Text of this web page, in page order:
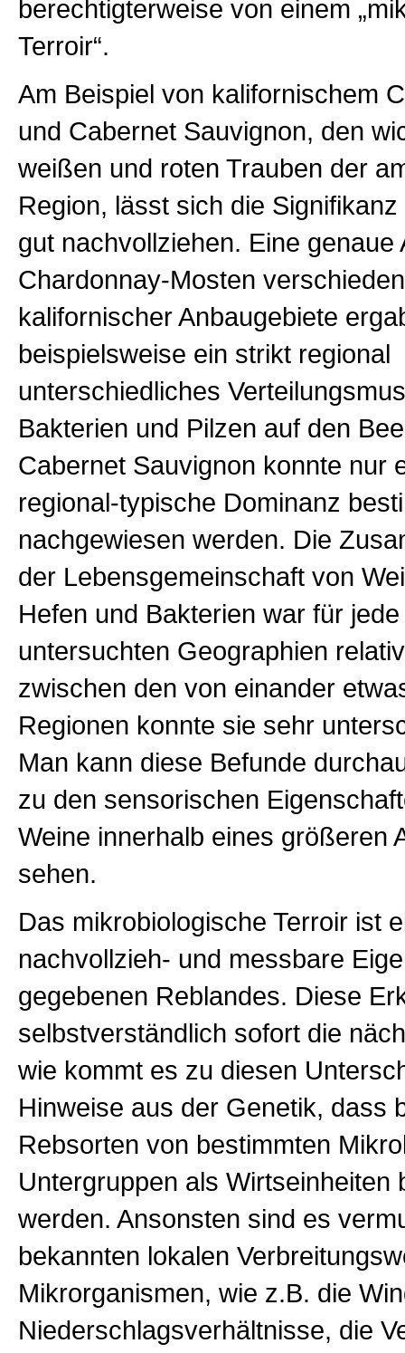
berechtigterweise von einem
Terroir“.
Am Beispiel von kalifornischem
und Cabernet Sauvignon, den
weißen und roten Trauben der
Region, lässt sich die
gut nachvollziehen. Eine genaue
Chardonnay-Mosten
kalifornischer Anbaugebiete
beispielsweise ein strikt regional
unterschiedliches
Bakterien und Pilzen auf den
Cabernet Sauvignon konnte nur
regional-typische Dominanz
nachgewiesen werden. Die
der Lebensgemeinschaft von
Hefen und Bakterien war für
untersuchten Geographien
zwischen den von einander
Regionen konnte sie sehr
Man kann diese Befunde
zu den sensorischen
Weine innerhalb eines größeren
sehen.
Das mikrobiologische Terroir ist
nachvollzieh- und messbare
gegebenen Reblandes. Diese
selbstverständlich sofort die
wie kommt es zu diesen
Hinweise aus der Genetik, dass
Rebsorten von bestimmten
Untergruppen als Wirtseinheiten
werden. Ansonsten sind es
bekannten lokalen
Mikrorganismen, wie z.B. die
Niederschlagsverhältnisse, die